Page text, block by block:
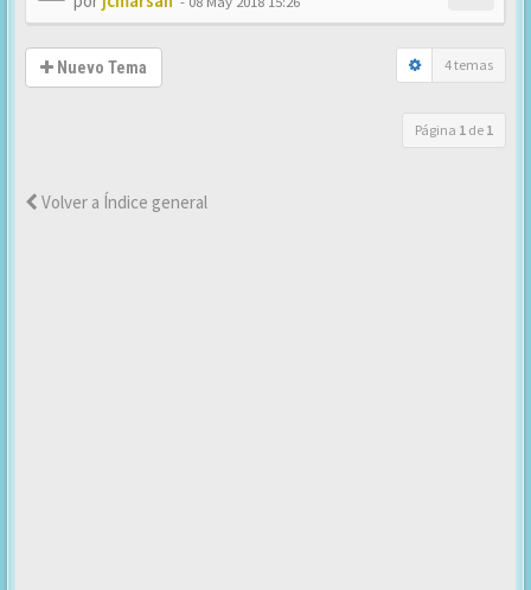
Nuevo Tema 4 temas
Página 1 de 1
Volver a Índice general